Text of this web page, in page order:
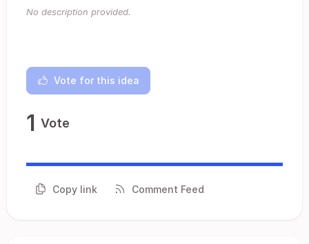
No description provided.
Vote for this idea
1 Vote
Copy link Comment Feed